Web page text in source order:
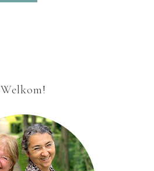
Welkom!